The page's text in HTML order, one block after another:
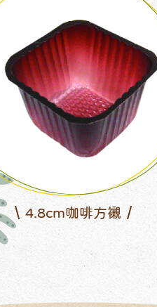
4.8cm透明方襯(加高)